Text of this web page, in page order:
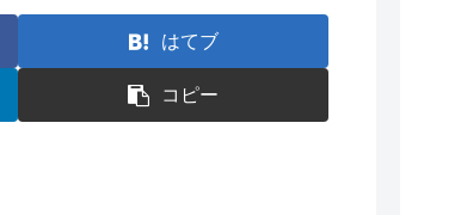
はてブ
コピー